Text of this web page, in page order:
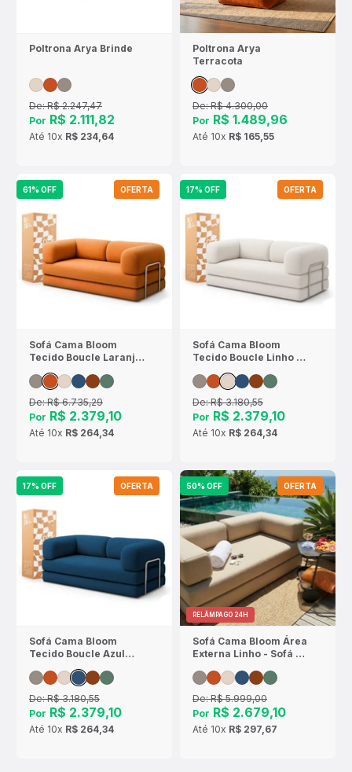
Poltrona Arya Brinde
De:R$ 2.247,47
Por R$ 2.111,82
Até 10x R$ 234,64
Poltrona Arya
Terracota
De:R$ 4.300,00
Por R$ 1.489,96
Até 10x R$ 165,55
61% OFF OFERTA
Sofá Cama Bloom
Tecido Boucle Laranja
- Sofá na Caixa
De:R$ 6.735,29
Por R$ 2.379,10
Até 10x R$ 264,34
17% OFF OFERTA
Sofá Cama Bloom
Tecido Boucle Linho -
Sofá na Caixa
De:R$ 3.180,55
Por R$ 2.379,10
Até 10x R$ 264,34
17% OFF OFERTA
Sofá Cama Bloom
Tecido Boucle Azul
Marinho - Sofá na
Caixa
De:R$ 3.180,55
Por R$ 2.379,10
Até 10x R$ 264,34
50% OFF OFERTA
RELÂMPAGO 24H
Sofá Cama Bloom Área
Externa Linho - Sofá na
De:R$ 5.999,00
Por R$ 2.679,10
Até 10x R$ 297,67